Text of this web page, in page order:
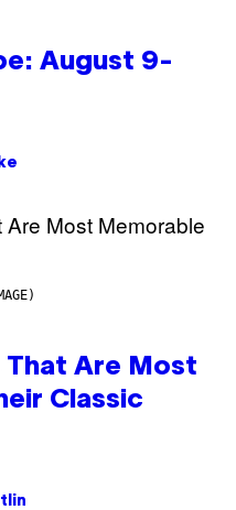
August 9-
That Are Most
Classic